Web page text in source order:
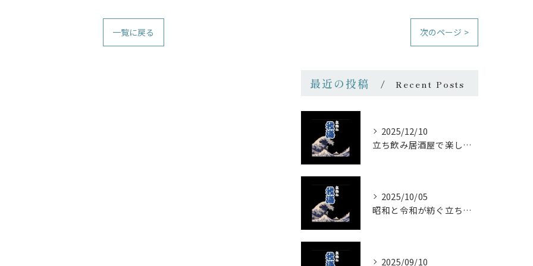
一覧に戻る 次のページ >
最近の投稿 Recent Posts
2025/12/10
立ち飲み居酒屋で楽しむ昭和の懐かし空間と多彩なお酒
2025/10/05
昭和と令和が紡ぐ立ち飲みの味わい
2025/09/10